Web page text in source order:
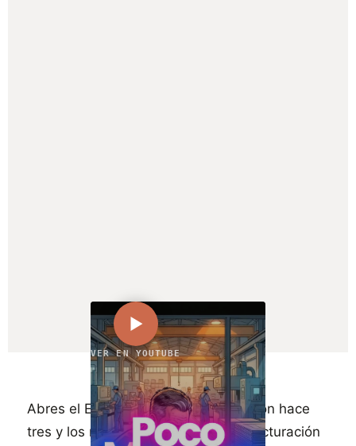
VER EN YOUTUBE
Abres el Excel, comparas este año con hace
tres y los números no cuadran. La facturación